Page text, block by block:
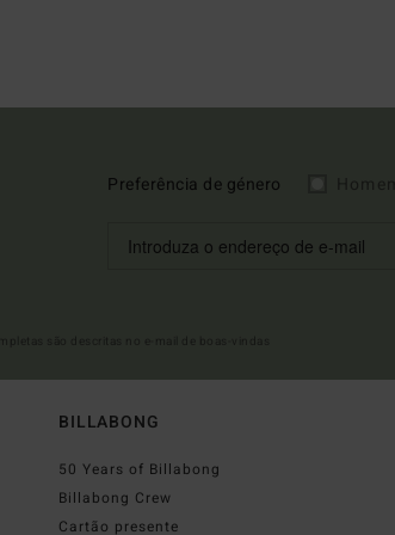
Preferência de género
BILLABONG
50 Years of Billabong
Billabong Crew
Cartão presente